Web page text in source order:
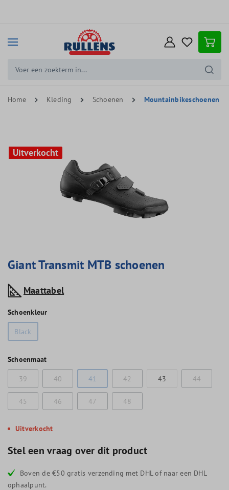
Home Kleding Schoenen Mountainbikeschoenen
Uitverkocht
Uitverkocht
Giant Transmit MTB schoenen
Maattabel
Schoenkleur
Black
Schoenmaat
39
40 41 42 43 44
45 46 47 48
Uitverkocht
Stel een vraag over dit product
Boven de €50 gratis verzending met DHL of naar een DHL
ophaalpunt.